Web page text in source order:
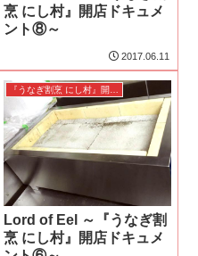
烹 にし村』開店ドキュメ
ント⑧～
2017.06.11
Lord of Eel ～『うなぎ割
烹 にし村』開店ドキュメ